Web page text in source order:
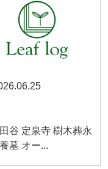
谷 定泉寺 樹木葬永
墓 オー...